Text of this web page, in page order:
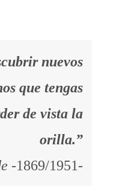
nuevos
que tengas
de vista la
orilla.”
-1869/1951-